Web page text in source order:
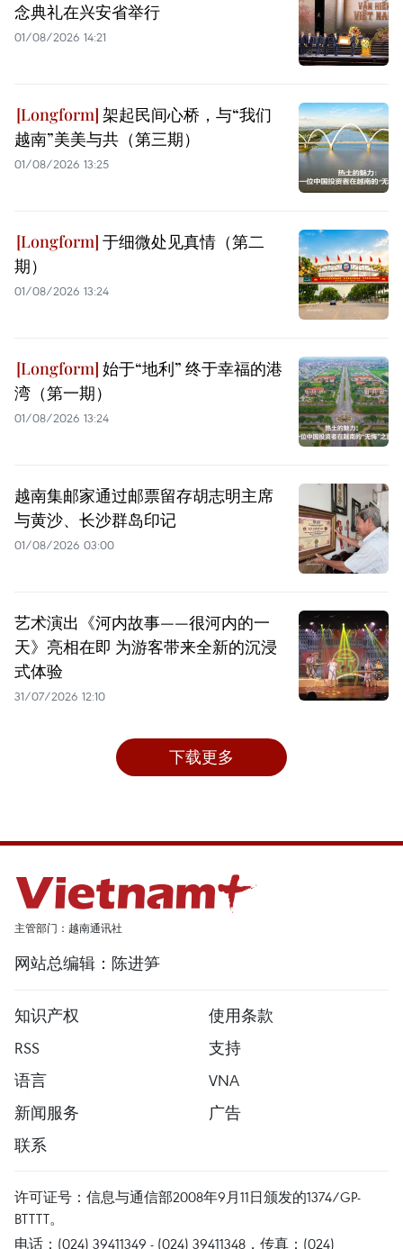
念典礼在兴安省举行
01/08/2026 14:21
架起民间心桥，与“我们
越南”美美与共（第三期）
01/08/2026 13:25
于细微处见真情（第二
期）
01/08/2026 13:24
始于“地利” 终于幸福的港
湾（第一期）
01/08/2026 13:24
越南集邮家通过邮票留存胡志明主席
与黄沙、长沙群岛印记
01/08/2026 03:00
艺术演出《河内故事——很河内的一
天》亮相在即 为游客带来全新的沉浸
式体验
31/07/2026 12:10
下载更多
主管部门：越南通讯社
网站总编辑：陈进笋
知识产权
使用条款
RSS
支持
语言
VNA
新闻服务
广告
联系
许可证号：信息与通信部2008年9月11日颁发的1374/GP-
BTTTT。
电话：(024) 39411349 - (024) 39411348，传真：(024)